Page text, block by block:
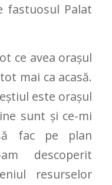
fastuosul Palat
ce avea orașul
mai ca acasă.
este orașul
sunt și ce-mi
fac pe plan
descoperit
resurselor